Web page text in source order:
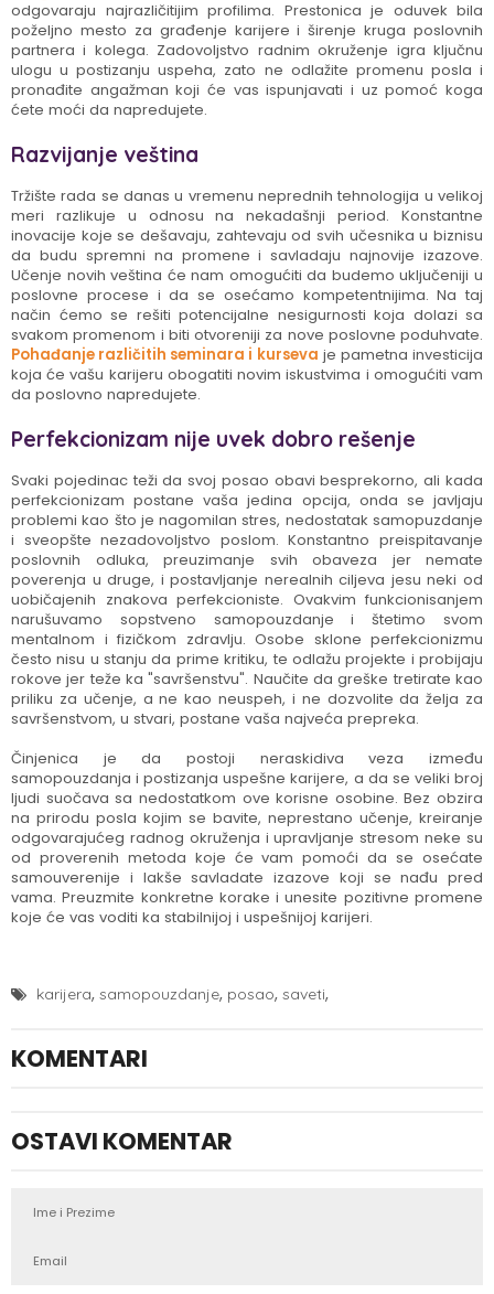
odgovaraju najrazličitijim profilima. Prestonica je oduvek bila
poželjno mesto za građenje karijere i širenje kruga poslovnih
partnera i kolega. Zadovoljstvo radnim okruženje igra ključnu
ulogu u postizanju uspeha, zato ne odlažite promenu posla i
pronađite angažman koji će vas ispunjavati i uz pomoć koga
ćete moći da napredujete.
Razvijanje veština
Tržište rada se danas u vremenu neprednih tehnologija u velikoj
meri razlikuje u odnosu na nekadašnji period. Konstantne
inovacije koje se dešavaju, zahtevaju od svih učesnika u biznisu
da budu spremni na promene i savladaju najnovije izazove.
Učenje novih veština će nam omogućiti da budemo uključeniji u
poslovne procese i da se osećamo kompetentnijima. Na taj
način ćemo se rešiti potencijalne nesigurnosti koja dolazi sa
svakom promenom i biti otvoreniji za nove poslovne poduhvate.
Pohađanje različitih seminara i kurseva je pametna investicija
koja će vašu karijeru obogatiti novim iskustvima i omogućiti vam
da poslovno napredujete.
Perfekcionizam nije uvek dobro rešenje
Svaki pojedinac teži da svoj posao obavi besprekorno, ali kada
perfekcionizam postane vaša jedina opcija, onda se javljaju
problemi kao što je nagomilan stres, nedostatak samopuzdanje
i sveopšte nezadovoljstvo poslom. Konstantno preispitavanje
poslovnih odluka, preuzimanje svih obaveza jer nemate
poverenja u druge, i postavljanje nerealnih ciljeva jesu neki od
uobičajenih znakova perfekcioniste. Ovakvim funkcionisanjem
narušuvamo sopstveno samopouzdanje i štetimo svom
mentalnom i fizičkom zdravlju. Osobe sklone perfekcionizmu
često nisu u stanju da prime kritiku, te odlažu projekte i probijaju
rokove jer teže ka "savršenstvu". Naučite da greške tretirate kao
priliku za učenje, a ne kao neuspeh, i ne dozvolite da želja za
savršenstvom, u stvari, postane vaša najveća prepreka.
Činjenica je da postoji neraskidiva veza između
samopouzdanja i postizanja uspešne karijere, a da se veliki broj
ljudi suočava sa nedostatkom ove korisne osobine. Bez obzira
na prirodu posla kojim se bavite, neprestano učenje, kreiranje
odgovarajućeg radnog okruženja i upravljanje stresom neke su
od proverenih metoda koje će vam pomoći da se osećate
samouverenije i lakše savladate izazove koji se nađu pred
vama. Preuzmite konkretne korake i unesite pozitivne promene
koje će vas voditi ka stabilnijoj i uspešnijoj karijeri.
karijera, samopouzdanje, posao, saveti,
KOMENTARI
OSTAVI KOMENTAR